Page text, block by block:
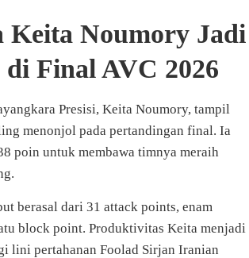
Keita Noumory Jadi
di Final AVC 2026
Presisi, Keita Noumory, tampil
menonjol pada pertandingan final. Ia
poin untuk membawa timnya meraih
berasal dari 31 attack points, enam
block point. Produktivitas Keita menjadi
lini pertahanan Foolad Sirjan Iranian